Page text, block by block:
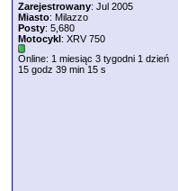
Zarejestrowany: Jul 2005
Miasto: Milazzo
Posty: 5,680
Motocykl: XRV 750
Online: 1 miesiąc 3 tygodni 1 dzień
15 godz 39 min 15 s